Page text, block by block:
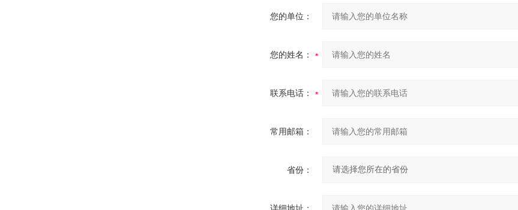
您的单位：
您的姓名：
联系电话：
常用邮箱：
省份：